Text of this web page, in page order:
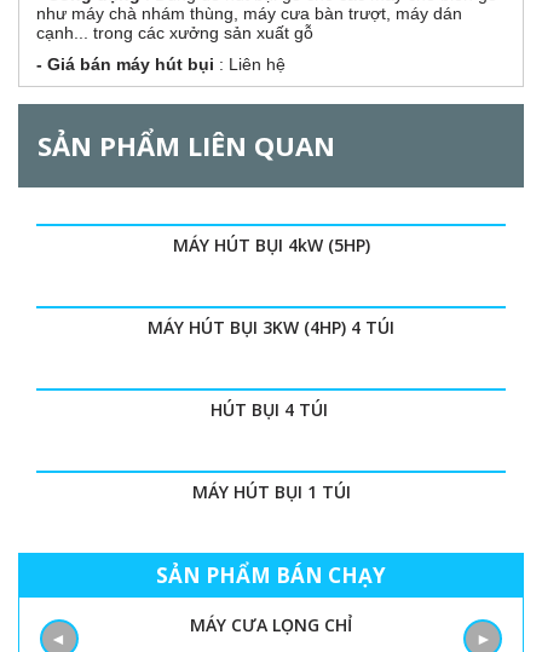
G
như máy chà nhám thùng, máy cưa bàn trượt, máy dán
cạnh... trong các xưởng sản xuất gỗ
- Giá bán máy hút bụi : Liên hệ
SẢN PHẨM LIÊN QUAN
MÁY HÚT BỤI 4kW (5HP)
MÁY HÚT BỤI 3KW (4HP) 4 TÚI
HÚT BỤI 4 TÚI
MÁY HÚT BỤI 1 TÚI
SẢN PHẨM BÁN CHẠY
MÁY CƯA LỌNG CHỈ
◄ ►